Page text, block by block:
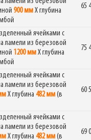
900 ммХ глубина
65
ячейками с
ламели из березовой
1200 ммХ глубина
75
ячейками с
ламели из березовой
Х глубина 482 мм(в
60
ячейками с
ламели из березовой
Х глубина 482 мм(в
69